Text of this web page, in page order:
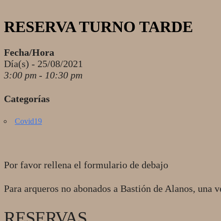
RESERVA TURNO TARDE
Fecha/Hora
Día(s) - 25/08/2021
3:00 pm - 10:30 pm
Categorías
Covid19
Por favor rellena el formulario de debajo
Para arqueros no abonados a Bastión de Alanos,